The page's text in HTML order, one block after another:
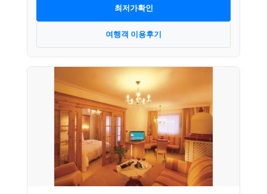
최저가확인
여행객 이용후기